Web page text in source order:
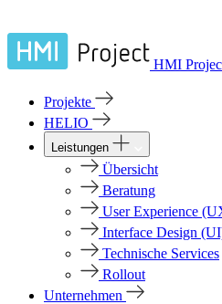
HMI
Projekte
HELIO
Leistungen
Übersicht
Beratung
User Experience
Interface Design
Technische Services
Rollout
Unternehmen